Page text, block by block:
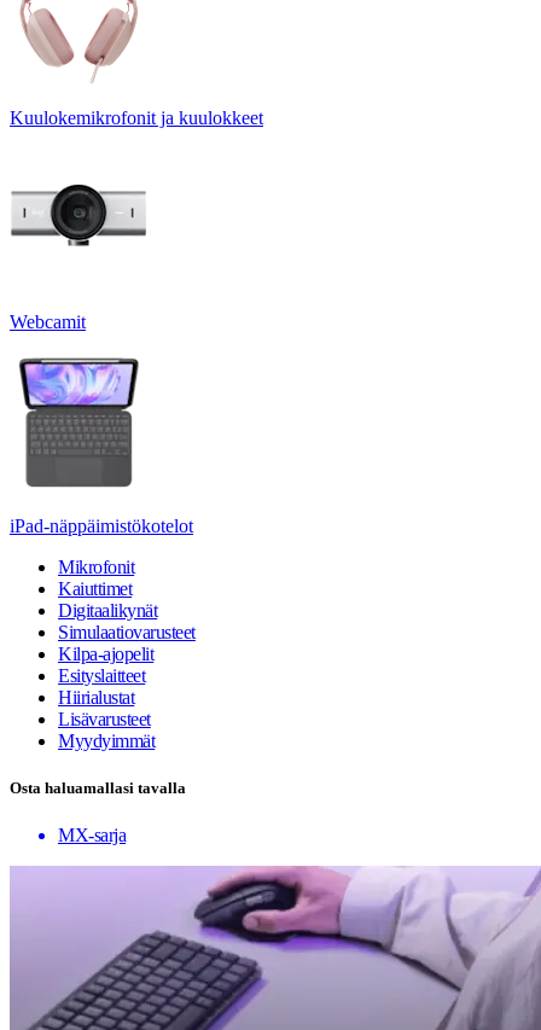
Kuulokemikrofonit ja kuulokkeet
Webcamit
iPad-näppäimistökotelot
Mikrofonit
Kaiuttimet
Digitaalikynät
Simulaatiovarusteet
Kilpa-ajopelit
Esityslaitteet
Hiirialustat
Lisävarusteet
Myydyimmät
Osta haluamallasi tavalla
MX-sarja